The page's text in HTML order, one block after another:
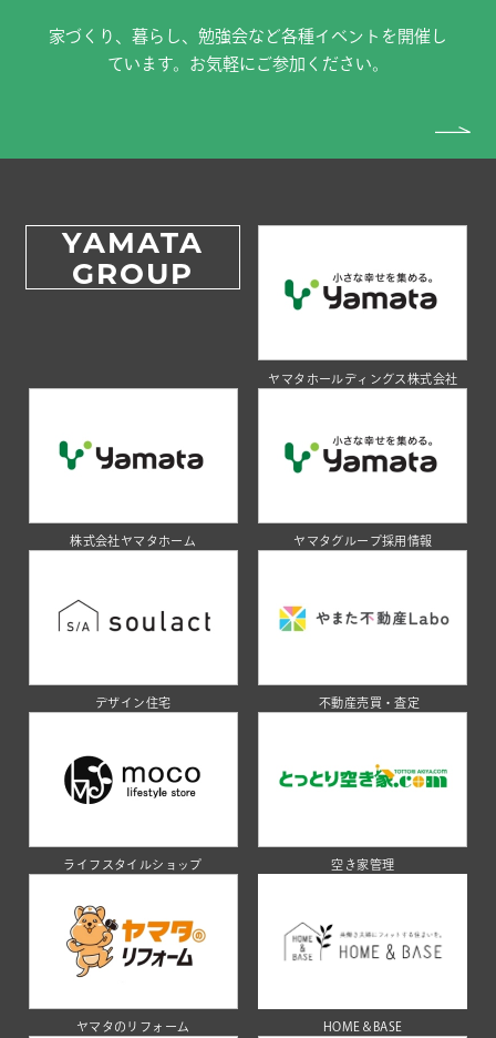
家づくり、暮らし、勉強会など各種イベントを開催し
ています。お気軽にご参加ください。
YAMATA
GROUP
ヤマタホールディングス株式会社
株式会社ヤマタホーム ヤマタグループ採用情報
デザイン住宅 不動産売買・査定
ライフスタイルショップ 空き家管理
ヤマタのリフォーム HOME＆BASE